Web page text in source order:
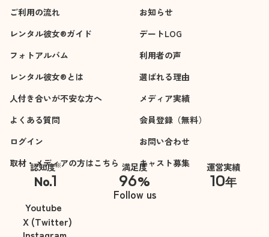
ご利用の流れ
お知らせ
レンタル彼女®ガイド
デートLOG
フォトアルバム
利用者の声
レンタル彼女®とは
選ばれる理由
人付き合いが不安な方へ
メディア実績
よくある質問
会員登録（無料）
ログイン
お問い合わせ
取材・メディアの方はこちら
キャスト募集
認知度※
No.1
※自社調べ
満足度
96%
運営実績
10年
Follow us
Youtube
X (Twitter)